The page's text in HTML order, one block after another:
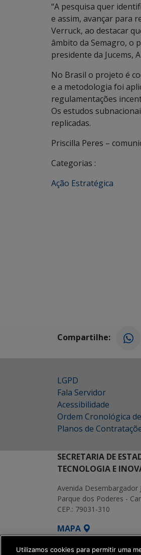
“A pesquisa quer
e assim, avançar para
Verruck, ao destacar
âmbito da Semagro, o
presidente da Jucems,
No Brasil o projeto é
e a metodologia foi
regulamentações
Os estudos
replicadas.
Priscilla Peres –
Categorias :
Ação Estratégica
Compartilhe:
LGPD
Fala Servidor
Acessibilidade
Ordem Cronológica
Planos de
SECRETARIA DE
TECNOLOGIA E
Avenida Desembargador
Parque dos Poderes -
CEP.: 79031-310
MAPA
SETDIG |
Utilizamos cookies para permitir uma